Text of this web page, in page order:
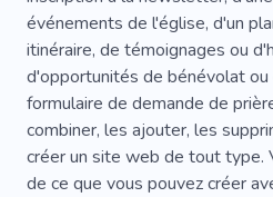
événements de l'église, d'un
itinéraire, de témoignages ou
d'opportunités de bénévolat
formulaire de demande de
combiner, les ajouter, les
créer un site web de tout type.
de ce que vous pouvez créer